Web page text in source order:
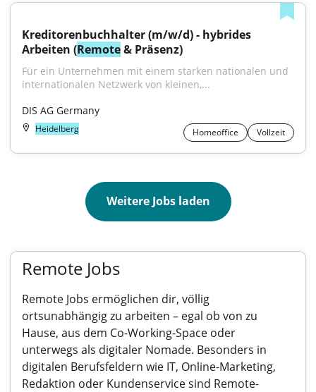
Kreditorenbuchhalter (m/w/d) - hybrides
Arbeiten (Remote & Präsenz)
Für ein Unternehmen mit einem starken nationalen und
internationalen Netzwerk von kleinen,...
DIS AG Germany
Heidelberg Homeoffice Vollzeit
Weitere Jobs laden
Remote Jobs
Remote Jobs ermöglichen dir, völlig
ortsunabhängig zu arbeiten – egal ob von zu
Hause, aus dem Co-Working-Space oder
unterwegs als digitaler Nomade. Besonders in
digitalen Berufsfeldern wie IT, Online-Marketing,
Redaktion oder Kundenservice sind Remote-